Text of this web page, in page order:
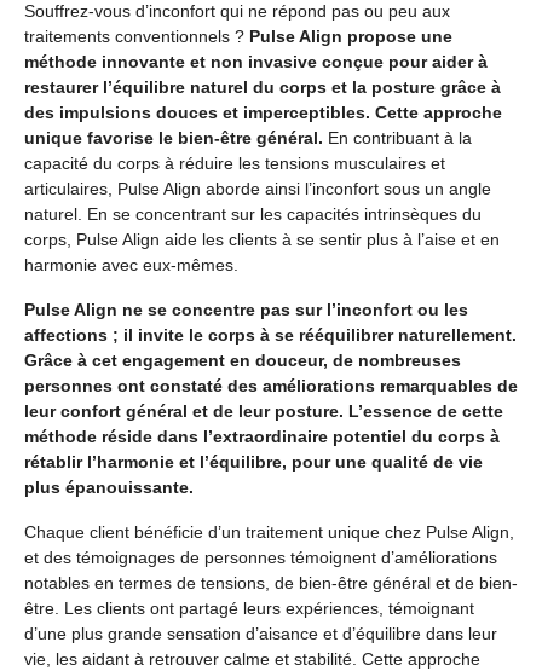
Souffrez-vous d’inconfort qui ne répond pas ou peu aux
traitements conventionnels ? Pulse Align propose une
méthode innovante et non invasive conçue pour aider à
restaurer l’équilibre naturel du corps et la posture grâce à
des impulsions douces et imperceptibles. Cette approche
unique favorise le bien-être général. En contribuant à la
capacité du corps à réduire les tensions musculaires et
articulaires, Pulse Align aborde ainsi l’inconfort sous un angle
naturel. En se concentrant sur les capacités intrinsèques du
corps, Pulse Align aide les clients à se sentir plus à l’aise et en
harmonie avec eux-mêmes.
Pulse Align ne se concentre pas sur l’inconfort ou les
affections ; il invite le corps à se rééquilibrer naturellement.
Grâce à cet engagement en douceur, de nombreuses
personnes ont constaté des améliorations remarquables de
leur confort général et de leur posture. L’essence de cette
méthode réside dans l’extraordinaire potentiel du corps à
rétablir l’harmonie et l’équilibre, pour une qualité de vie
plus épanouissante.
Chaque client bénéficie d’un traitement unique chez Pulse Align,
et des témoignages de personnes témoignent d’améliorations
notables en termes de tensions, de bien-être général et de bien-
être. Les clients ont partagé leurs expériences, témoignant
d’une plus grande sensation d’aisance et d’équilibre dans leur
vie, les aidant à retrouver calme et stabilité. Cette approche